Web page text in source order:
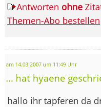
Antworten ohne
Themen-Abo bestellen
am 14.03.2007 um 11:49 Uhr
... hat hyaene
hallo ihr tapferen da